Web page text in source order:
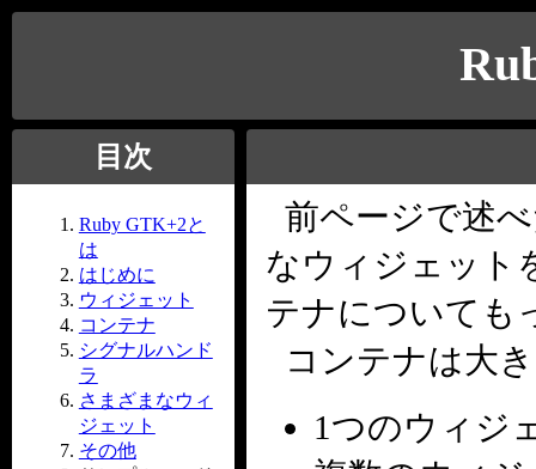
目次
Ruby GTK+2と
は
はじめに
ウィジェット
コンテナ
シグナルハンド
ラ
さまざまなウィ
ジェット
その他
前ページで述
なウィジェット
テナについても
コンテナは大
1つのウィジ